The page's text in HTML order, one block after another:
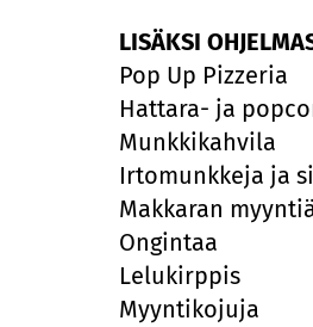
LISÄKSI
Pop Up Pizzeria
Hattara- ja
Munkkikahvila
Irtomunkkeja ja
Makkaran
Ongintaa
Lelukirppis
Myyntikojuja